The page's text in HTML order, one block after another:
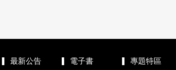
最新公告 電子書 專題特區